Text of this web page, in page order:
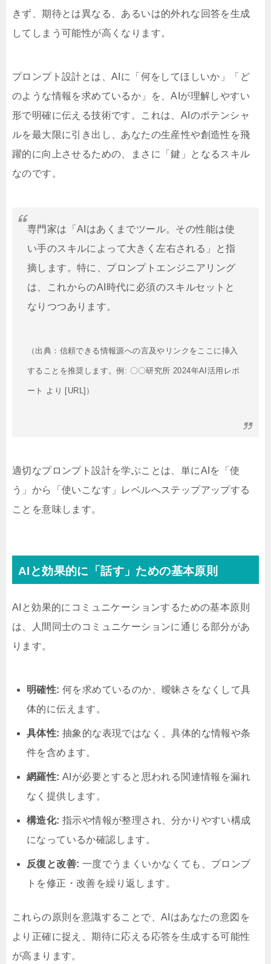
きず、期待とは異なる、あるいは的外れな回答を生成
してしまう可能性が高くなります。
プロンプト設計とは、AIに「何をしてほしいか」「ど
のような情報を求めているか」を、AIが理解しやすい
形で明確に伝える技術です。これは、AIのポテンシャ
ルを最大限に引き出し、あなたの生産性や創造性を飛
躍的に向上させるための、まさに「鍵」となるスキル
なのです。
専門家は「AIはあくまでツール。その性能は使
い手のスキルによって大きく左右される」と指
摘します。特に、プロンプトエンジニアリング
は、これからのAI時代に必須のスキルセットと
なりつつあります。
（出典：信頼できる情報源への言及やリンクをここに挿入
することを推奨します。例: 〇〇研究所 2024年AI活用レポ
ート より [URL]）
適切なプロンプト設計を学ぶことは、単にAIを「使
う」から「使いこなす」レベルへステップアップする
ことを意味します。
AIと効果的に「話す」ための基本原則
AIと効果的にコミュニケーションするための基本原則
は、人間同士のコミュニケーションに通じる部分があ
ります。
明確性: 何を求めているのか、曖昧さをなくして具
体的に伝えます。
具体性: 抽象的な表現ではなく、具体的な情報や条
件を含めます。
網羅性: AIが必要とすると思われる関連情報を漏れ
なく提供します。
構造化: 指示や情報が整理され、分かりやすい構成
になっているか確認します。
反復と改善: 一度でうまくいかなくても、プロンプ
トを修正・改善を繰り返します。
これらの原則を意識することで、AIはあなたの意図を
より正確に捉え、期待に応える応答を生成する可能性
が高まります。